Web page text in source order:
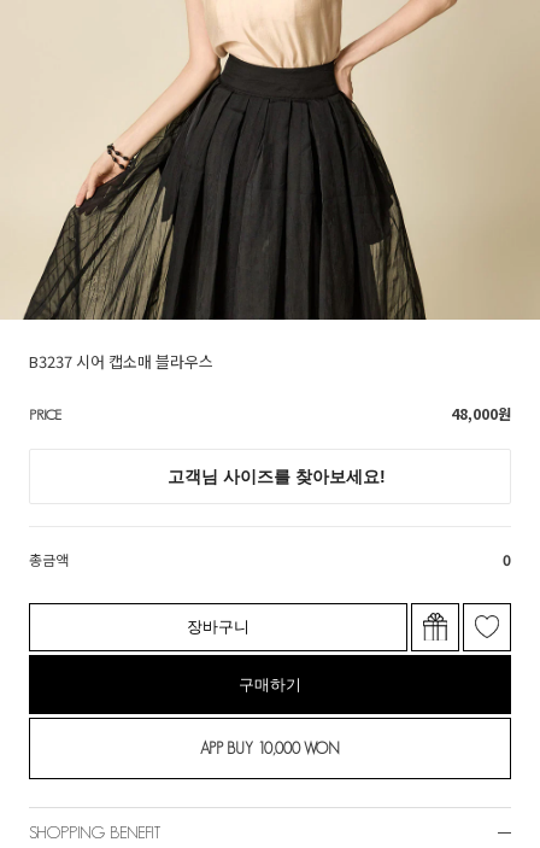
B3237 시어 캡소매 블라우스
PRICE 48,000원
총금액 0
장바구니
구매하기
SHOPPING BENEFIT